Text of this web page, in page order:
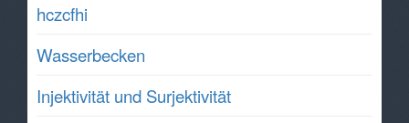
hczcfhi
Wasserbecken
Injektivität und Surjektivität